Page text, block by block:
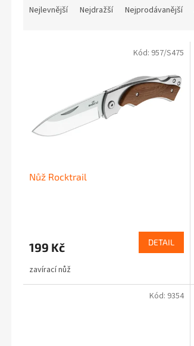
Nejlevnější Nejdražší Nejprodávanější
Nůž Rocktrail
199 Kč DETAIL
zavírací nůž
Kód: 957/S475
Kód: 9354